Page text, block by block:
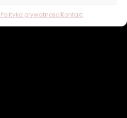
Polityka prywatnościKontakt